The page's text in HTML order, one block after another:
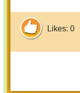
Likes: 0